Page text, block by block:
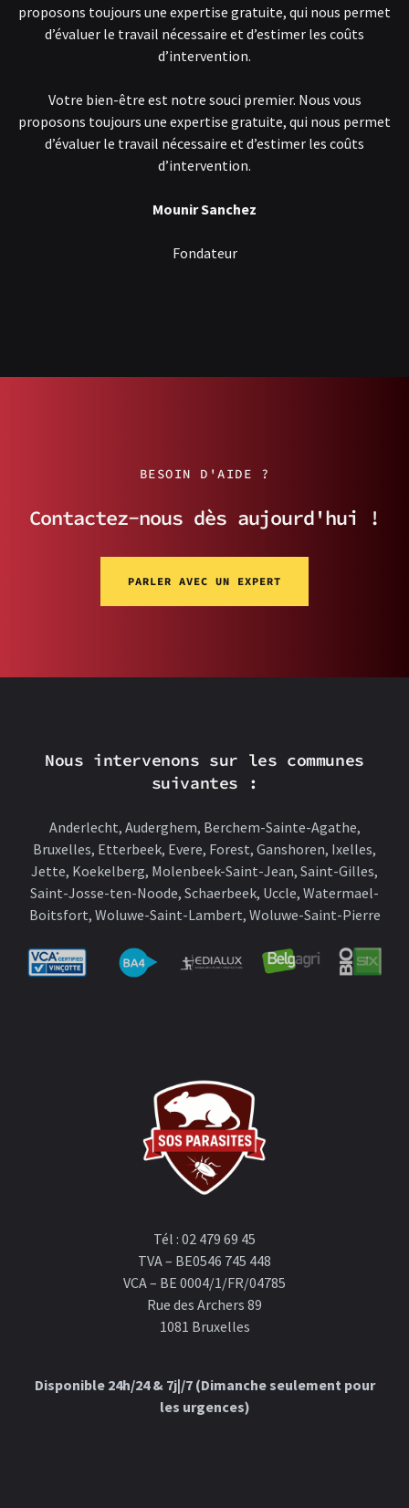
proposons toujours une expertise gratuite, qui nous permet
d’évaluer le travail nécessaire et d’estimer les coûts
d’intervention.
Votre bien-être est notre souci premier. Nous vous
proposons toujours une expertise gratuite, qui nous permet
d’évaluer le travail nécessaire et d’estimer les coûts
d’intervention.
Mounir Sanchez
Fondateur
BESOIN D'AIDE ?
Contactez-nous dès aujourd'hui !
PARLER AVEC UN EXPERT
Nous intervenons sur les communes
suivantes :
Anderlecht, Auderghem, Berchem-Sainte-Agathe,
Bruxelles, Etterbeek, Evere, Forest, Ganshoren, Ixelles,
Jette, Koekelberg, Molenbeek-Saint-Jean, Saint-Gilles,
Saint-Josse-ten-Noode, Schaerbeek, Uccle, Watermael-
Boitsfort, Woluwe-Saint-Lambert, Woluwe-Saint-Pierre
Tél : 02 479 69 45
TVA – BE0546 745 448
VCA – BE 0004/1/FR/04785
Rue des Archers 89
1081 Bruxelles
Disponible 24h/24 & 7j|/7 (Dimanche seulement pour
les urgences)